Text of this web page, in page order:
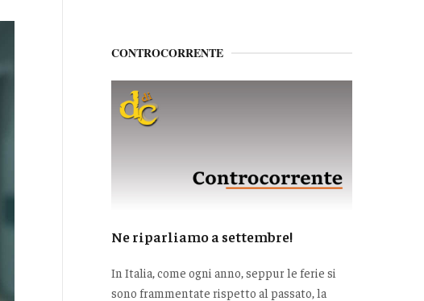
CONTROCORRENTE
Ne riparliamo a settembre!
In Italia, come ogni anno, seppur le ferie si
sono frammentate rispetto al passato, la